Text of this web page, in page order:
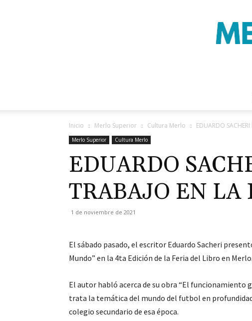
Inicio Merlo Superior Cultura Merlo EDUARDO SACHERI
Merlo Superior Cultura Merlo
EDUARDO
TRABAJO EN LA
1 de noviembre de 2021
El sábado pasado, el escritor Eduardo Sacheri
Mundo” en la 4ta Edición de la Feria del Libro en Merlo.
El autor habló acerca de su obra “El funcionamiento
trata la temática del mundo del futbol en profundidad
colegio secundario de esa época.